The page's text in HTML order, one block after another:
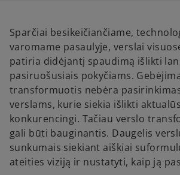
Sparčiai besikeičiančiame,
varomame pasaulyje, verslai
patiria didėjantį spaudimą išlikti
pasiruošusiais pokyčiams.
transformuotis nebėra
verslams, kurie siekia išlikti
konkurencingi. Tačiau verslo
gali būti bauginantis. Daugelis
sunkumais siekiant aiškiai
ateities viziją ir nustatyti, kaip ją